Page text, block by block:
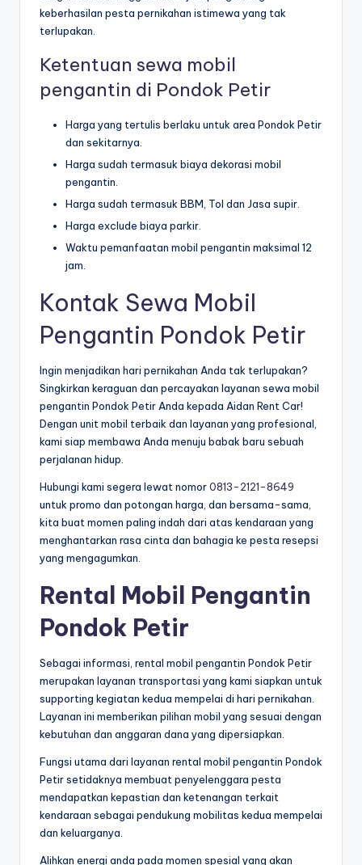
keberhasilan pesta pernikahan istimewa yang tak
terlupakan.
Ketentuan sewa mobil
pengantin di Pondok Petir
Harga yang tertulis berlaku untuk area Pondok Petir
dan sekitarnya.
Harga sudah termasuk biaya dekorasi mobil
pengantin.
Harga sudah termasuk BBM, Tol dan Jasa supir.
Harga exclude biaya parkir.
Waktu pemanfaatan mobil pengantin maksimal 12
jam.
Kontak Sewa Mobil
Pengantin Pondok Petir
Ingin menjadikan hari pernikahan Anda tak terlupakan?
Singkirkan keraguan dan percayakan layanan sewa mobil
pengantin Pondok Petir Anda kepada Aidan Rent Car!
Dengan unit mobil terbaik dan layanan yang profesional,
kami siap membawa Anda menuju babak baru sebuah
perjalanan hidup.
Hubungi kami segera lewat nomor0813-2121-8649
untuk promo dan potongan harga, dan bersama-sama,
kita buat momen paling indah dari atas kendaraan yang
menghantarkan rasa cinta dan bahagia ke pesta resepsi
yang mengagumkan.
Rental Mobil Pengantin
Pondok Petir
Sebagai informasi, rental mobil pengantin Pondok Petir
merupakan layanan transportasi yang kami siapkan untuk
supporting kegiatan kedua mempelai di hari pernikahan.
Layanan ini memberikan pilihan mobil yang sesuai dengan
kebutuhan dan anggaran dana yang dipersiapkan.
Fungsi utama dari layanan rental mobil pengantin Pondok
Petir setidaknya membuat penyelenggara pesta
mendapatkan kepastian dan ketenangan terkait
kendaraan sebagai pendukung mobilitas kedua mempelai
dan keluarganya.
Alihkan energi anda pada momen spesial yang akan